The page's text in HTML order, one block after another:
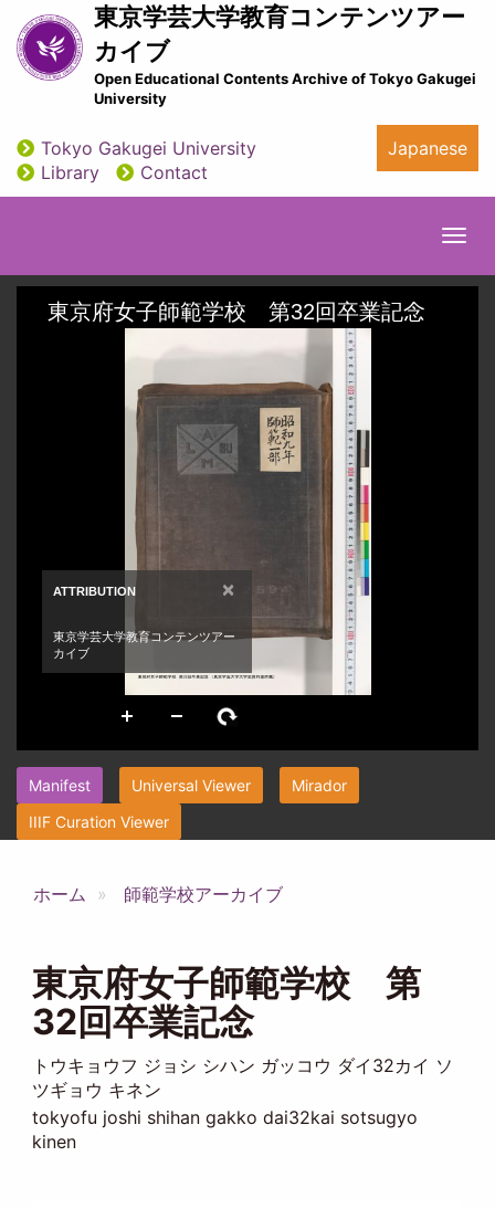
Skip
to
main
content
東京学芸大学教育コンテンツアー
カイブ
Open Educational Contents Archive of Tokyo Gakugei
University
utility
Tokyo Gakugei University
Library
Contact
Japanese
Manifest Universal Viewer
Mirador
IIIF Curation Viewer
ホーム 師範学校アーカイブ
東京府女子師範学校 第
32回卒業記念
トウキョウフ ジョシ シハン ガッコウ ダイ32カイ ソ
ツギョウ キネン
tokyofu joshi shihan gakko dai32kai sotsugyo
kinen